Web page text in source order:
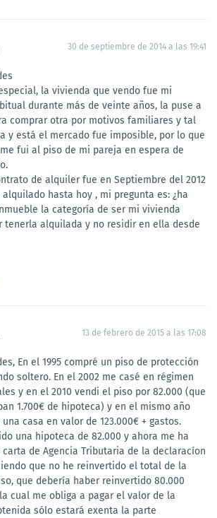
30 de septiembre de 2014 a las 19:41
la vivienda que vendo fue mi
durante más de veinte años, la puse a
comprar otra por motivos familiares y tal
y está el mercado fue imposible, por lo que
fui al piso de mi pareja en espera de
de alquiler fue en Septiembre del 2012
hasta hoy , mi pregunta es: ¿ha
la categoría de ser mi vivienda
tenerla alquilada y no residir en ella desde
13 de febrero de 2015 a las 17:08
En el 1995 compré un piso de protección
soltero. En el 2002 me casé en régimen
y en el 2010 vendi el piso por 82.000 (que
1.700€ de hipoteca) y en el mismo año
casa en valor de 123.000€ + gastos.
una hipoteca de 82.000 y ahora me ha
carta de Agencia Tributaria de la declaracíon
que no he reinvertido el total de la
que debería haber reinvertido 80.000
cual me obliga a pagar el valor de la
sólo estará exenta la parte